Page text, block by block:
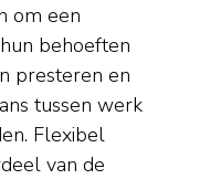
om een
behoeften
presteren en
tussen werk
Flexibel
van de